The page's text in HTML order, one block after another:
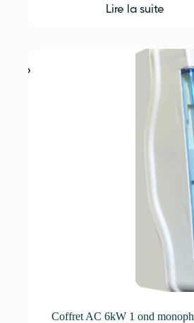
Lire la suite
Coffret AC 6kW 1 ond